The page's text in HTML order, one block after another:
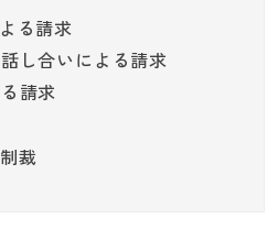
る請求
し合いによる請求
請求
裁